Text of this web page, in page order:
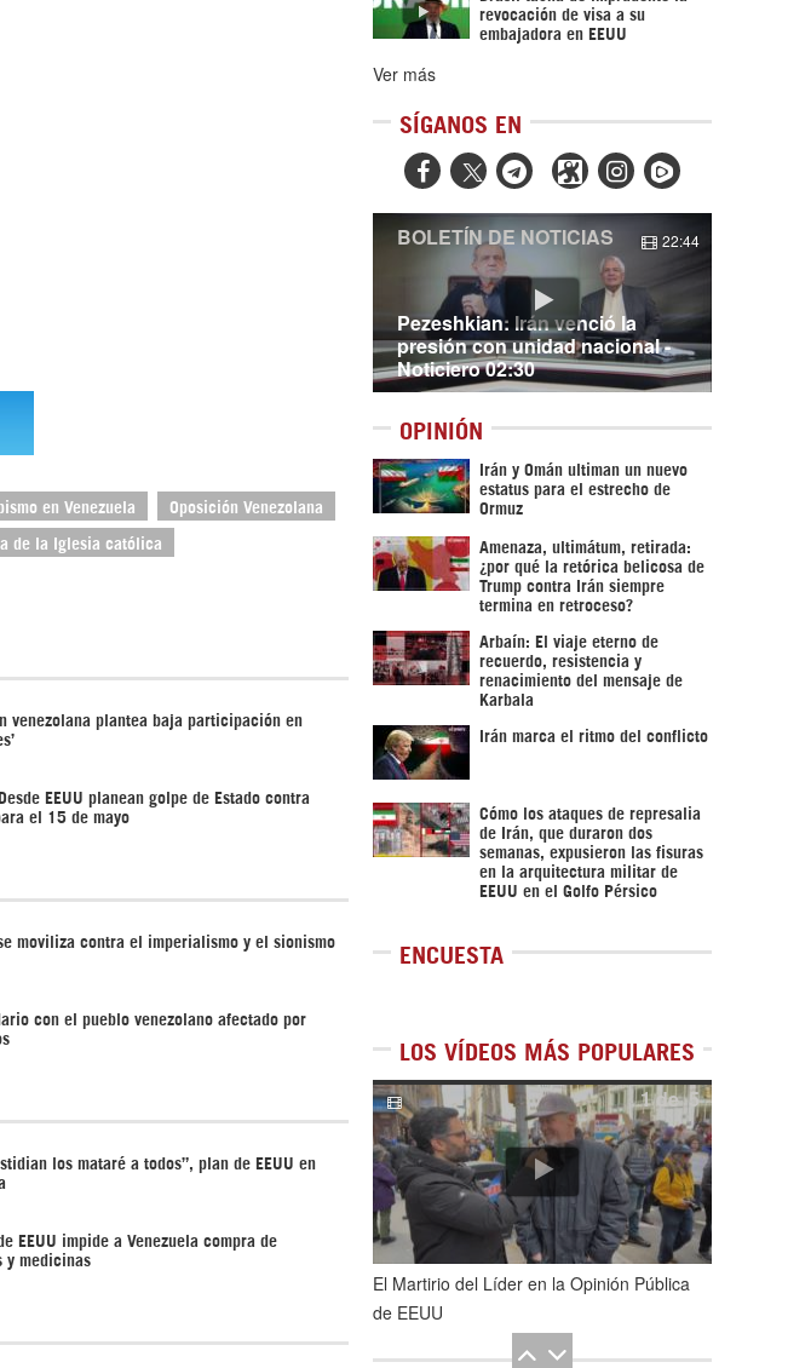
en Venezuela Oposición Venezolana
de la Iglesia católica
venezolana plantea baja participación en
EEUU planean golpe de Estado contra
el 15 de mayo
moviliza contra el imperialismo y el sionismo
con el pueblo venezolano afectado por
los mataré a todos”, plan de EEUU en
EEUU impide a Venezuela compra de
y medicinas
revocación de visa a su
embajadora en EEUU
Ver más
SÍGANOS EN
  
Pezeshkian: Irán venció la
presión con unidad nacional -
Noticiero 02:30
BOLETÍN DE NOTICIAS 22:44
OPINIÓN
Irán y Omán ultiman un nuevo
estatus para el estrecho de
Ormuz
Amenaza, ultimátum, retirada:
¿por qué la retórica belicosa de
Trump contra Irán siempre
termina en retroceso?
Arbaín: El viaje eterno de
recuerdo, resistencia y
renacimiento del mensaje de
Karbala
Irán marca el ritmo del conflicto
Cómo los ataques de represalia
de Irán, que duraron dos
semanas, expusieron las fisuras
en la arquitectura militar de
EEUU en el Golfo Pérsico
ENCUESTA
LOS VÍDEOS MÁS POPULARES
1de5
El Martirio del Líder en la Opinión Pública
de EEUU